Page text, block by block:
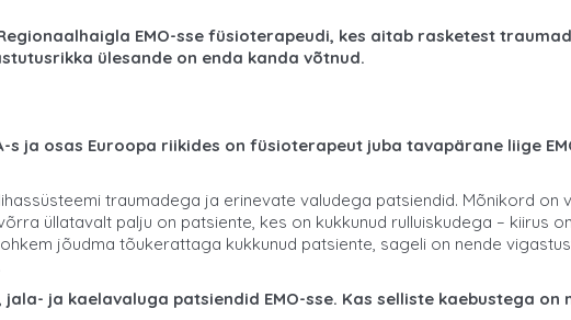
EMO-sse füsioterapeudi, kes aitab rasketest
ülesande on enda kanda võtnud.
s ja osas Euroopa riikides on füsioterapeut juba tavapärane liige
traumadega ja erinevate valudega patsiendid. Mõnikord
üllatavalt palju on patsiente, kes on kukkunud rulluiskudega – kiirus
jõudma tõukerattaga kukkunud patsiente, sageli on nende
ja kaelavaluga patsiendid EMO-sse. Kas selliste kaebustega on